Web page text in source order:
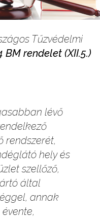
Tűzvédelmi
BM rendelet (XII.5.)
lévő
rendszerét,
hely és
szellőző,
által
annak